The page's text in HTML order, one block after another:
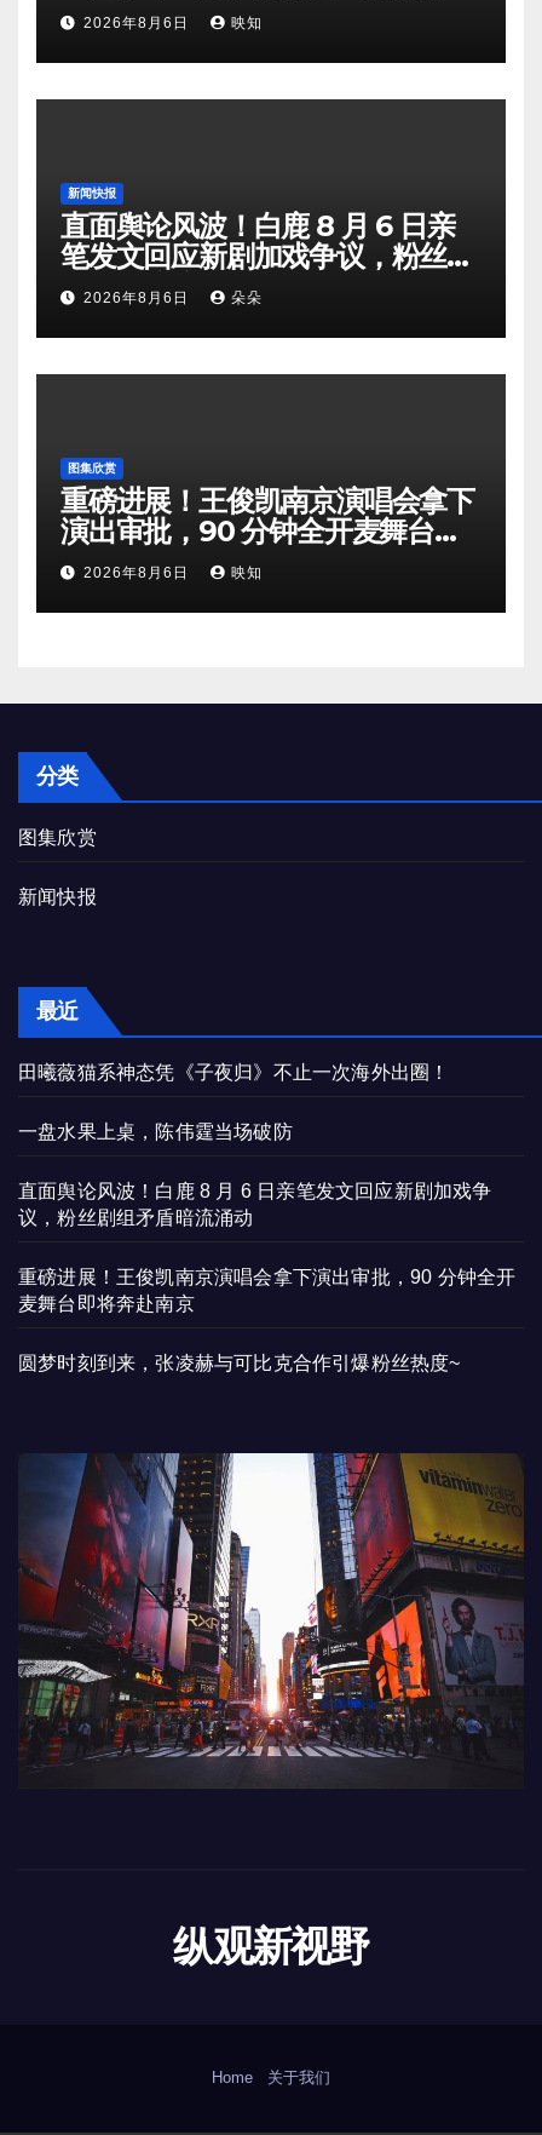
2026年8月6日 映知
新闻快报
直面舆论风波！白鹿 8 月 6 日亲
笔发文回应新剧加戏争议，粉丝剧
组矛盾暗流涌动
2026年8月6日 朵朵
图集欣赏
重磅进展！王俊凯南京演唱会拿下
演出审批，90 分钟全开麦舞台即
将奔赴南京
2026年8月6日 映知
分类
图集欣赏
新闻快报
最近
田曦薇猫系神态凭《子夜归》不止一次海外出圈！
一盘水果上桌，陈伟霆当场破防
直面舆论风波！白鹿 8 月 6 日亲笔发文回应新剧加戏争
议，粉丝剧组矛盾暗流涌动
重磅进展！王俊凯南京演唱会拿下演出审批，90 分钟全开
麦舞台即将奔赴南京
圆梦时刻到来，张凌赫与可比克合作引爆粉丝热度~
纵观新视野
Home 关于我们